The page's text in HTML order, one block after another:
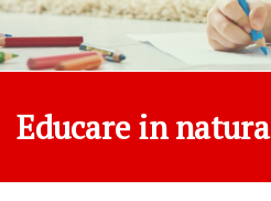
Educare in natura